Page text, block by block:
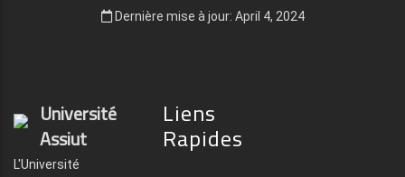
Dernière mise à jour: April 4, 2024
Université
Assiut
L'Université
Liens
Rapides